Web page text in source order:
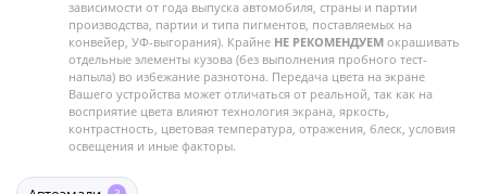
зависимости от года выпуска автомобиля, страны и партии
производства, партии и типа пигментов, поставляемых на
конвейер, УФ-выгорания). Крайне НЕ РЕКОМЕНДУЕМ окрашивать
отдельные элементы кузова (без выполнения пробного тест-
напыла) во избежание разнотона. Передача цвета на экране
Вашего устройства может отличаться от реальной, так как на
восприятие цвета влияют технология экрана, яркость,
контрастность, цветовая температура, отражения, блеск, условия
освещения и иные факторы.